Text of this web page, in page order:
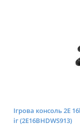
Ігрова консоль 2E
іг (2E16BHDWS913)